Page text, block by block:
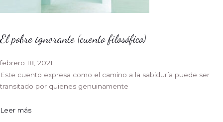
El pobre ignorante (cuento filosófico)
febrero 18, 2021
Este cuento expresa como el camino a la sabiduría puede ser
transitado por quienes genuinamente
Leer más